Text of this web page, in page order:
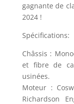
gagnante de
2024 !
Spécifications:
Châssis :
et fibre de
usinées.
Moteur :
Richardson